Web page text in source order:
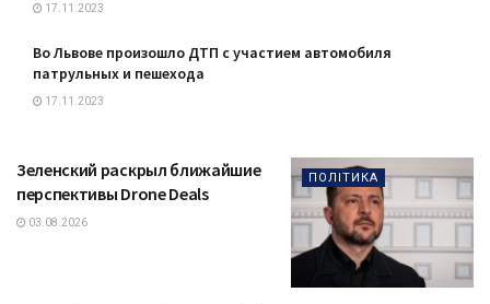
17.11.2023
Во Львове произошло ДТП с участием автомобиля
патрульных и пешехода
17.11.2023
ПОЛІТИКА
Зеленский раскрыл ближайшие
перспективы Drone Deals
03.08.2026